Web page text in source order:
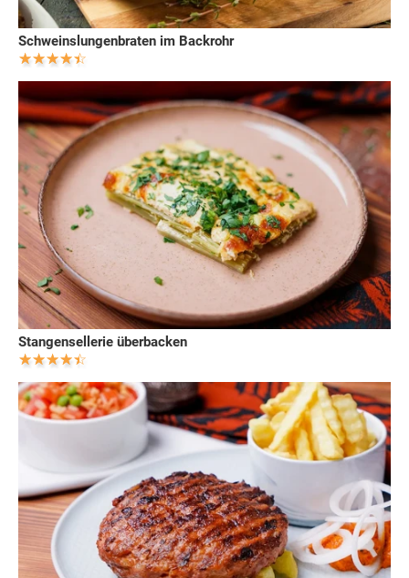
Schweinslungenbraten im Backrohr
Stangensellerie überbacken